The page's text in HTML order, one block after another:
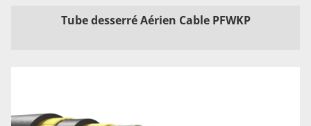
Tube desserré Aérien Cable PFWKP